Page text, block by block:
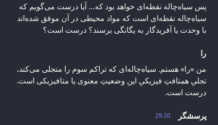
پس سیاه‌چاله نقطه‌ای خواهد بود که… آیا درست می‌گویم که
سیاه‌چاله نقطه‌ای است که مواد محیطی در آن موفق شده‌اند
با وحدت یا آفریدگار به یگانگی برسند؟ درست است؟
را
من «را» هستم. سیاه‌چاله‌ای که تراکم سوم را متجلی می‌کند،
تجلیِ همتافتِ فیزیکیِ این وضعیتِ معنوی یا متافیزیکی است.
درست است.
29.20
پرسشگر